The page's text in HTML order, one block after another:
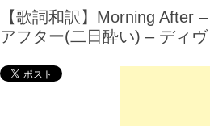
【歌詞和訳】Morning After
アフター(二日酔い) – ディ